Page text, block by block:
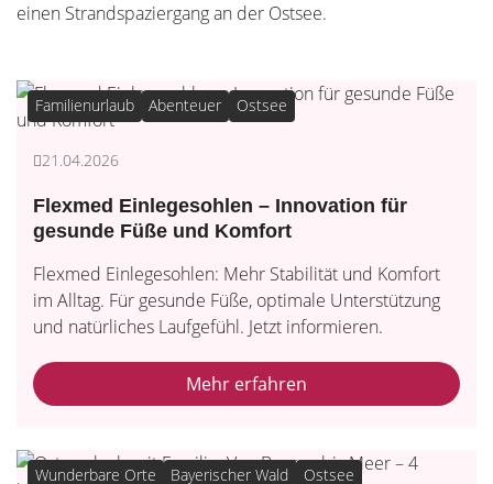
einen Strandspaziergang an der Ostsee.
Familienurlaub Abenteuer Ostsee
21.04.2026
Flexmed Einlegesohlen – Innovation für
gesunde Füße und Komfort
Flexmed Einlegesohlen: Mehr Stabilität und Komfort
im Alltag. Für gesunde Füße, optimale Unterstützung
und natürliches Laufgefühl. Jetzt informieren.
Mehr erfahren
Wunderbare Orte Bayerischer Wald Ostsee